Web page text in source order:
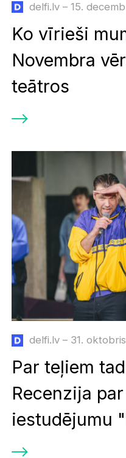
delfi.lv – 15.
Ko vīrieši
Novembra
teātros
delfi.lv – 31.
Par teļiem
Recenzija
iestudējumu